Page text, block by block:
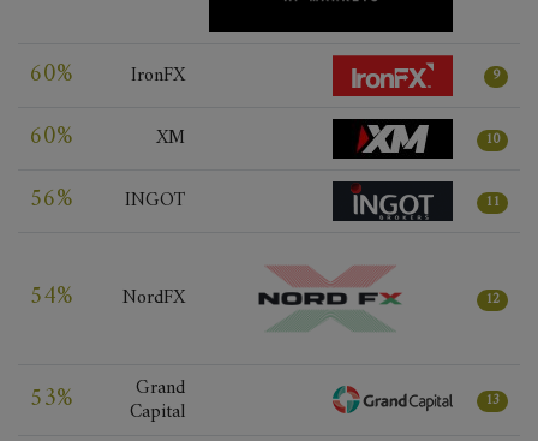
60% IronFX 9
60% XM 10
56% INGOT 11
54% NordFX 12
53% Grand
Capital 13